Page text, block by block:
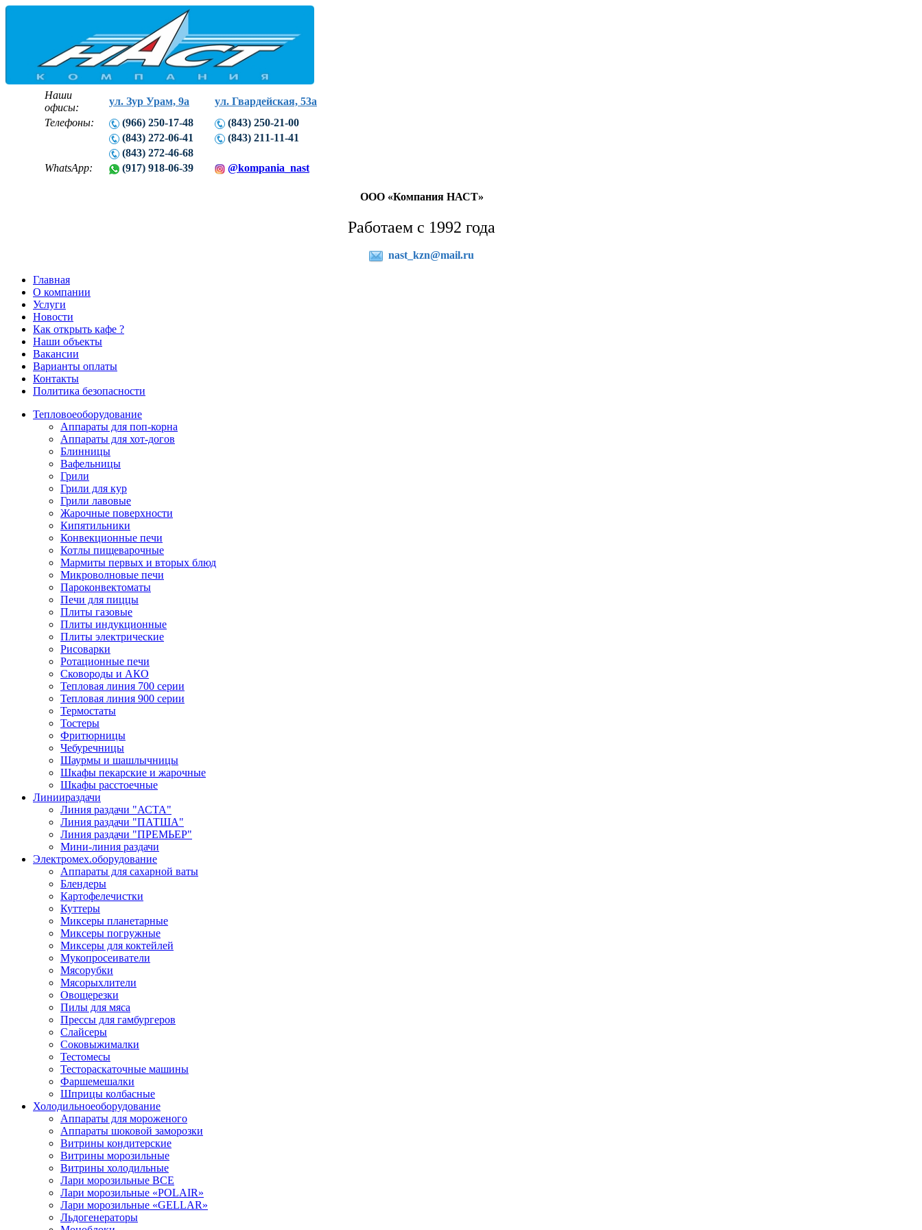
Наши
офисы:
ул. Зур Урам, 9а
ул. Гвардейская, 53а
Телефоны:
(966) 250-17-48
(843) 250-21-00
(843) 272-06-41
(843) 211-11-41
(843) 272-46-68
WhatsApp:
(917) 918-06-39 @kompania_nast
ООО «Компания НАСТ»
Работаем с 1992 года
nast_kzn@mail.ru
Главная
О компании
Услуги
Новости
Как открыть кафе ?
Наши объекты
Вакансии
Варианты оплаты
Контакты
Политика безопасности
Тепловоеоборудование
Аппараты для поп-корна
Аппараты для хот-догов
Блинницы
Вафельницы
Грили
Грили для кур
Грили лавовые
Жарочные поверхности
Кипятильники
Конвекционные печи
Котлы пищеварочные
Мармиты первых и вторых блюд
Микроволновые печи
Пароконвектоматы
Печи для пиццы
Плиты газовые
Плиты индукционные
Плиты электрические
Рисоварки
Ротационные печи
Сковороды и АКО
Тепловая линия 700 серии
Тепловая линия 900 серии
Термостаты
Тостеры
Фритюрницы
Чебуречницы
Шаурмы и шашлычницы
Шкафы пекарские и жарочные
Шкафы расстоечные
Линиираздачи
Линия раздачи "АСТА"
Линия раздачи "ПАТША"
Линия раздачи "ПРЕМЬЕР"
Мини-линия раздачи
Электромех.оборудование
Аппараты для сахарной ваты
Блендеры
Картофелечистки
Куттеры
Миксеры планетарные
Миксеры погружные
Миксеры для коктейлей
Мукопросеиватели
Мясорубки
Мясорыхлители
Овощерезки
Пилы для мяса
Прессы для гамбургеров
Слайсеры
Соковыжималки
Тестомесы
Тестораскаточные машины
Фаршемешалки
Шприцы колбасные
Холодильноеоборудование
Аппараты для мороженого
Аппараты шоковой заморозки
Витрины кондитерские
Витрины морозильные
Витрины холодильные
Лари морозильные ВСЕ
Лари морозильные «POLAIR»
Лари морозильные «GELLAR»
Льдогенераторы